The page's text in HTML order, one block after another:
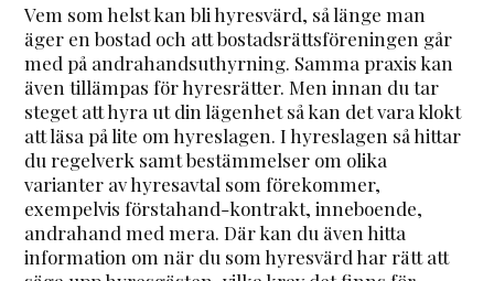
Vem som helst kan bli hyresvärd, så länge man
äger en bostad och att bostadsrättsföreningen går
med på andrahandsuthyrning. Samma praxis kan
även tillämpas för hyresrätter. Men innan du tar
steget att hyra ut din lägenhet så kan det vara klokt
att läsa på lite om hyreslagen. I hyreslagen så hittar
du regelverk samt bestämmelser om olika
varianter av hyresavtal som förekommer,
exempelvis förstahand-kontrakt, inneboende,
andrahand med mera. Där kan du även hitta
information om när du som hyresvärd har rätt att